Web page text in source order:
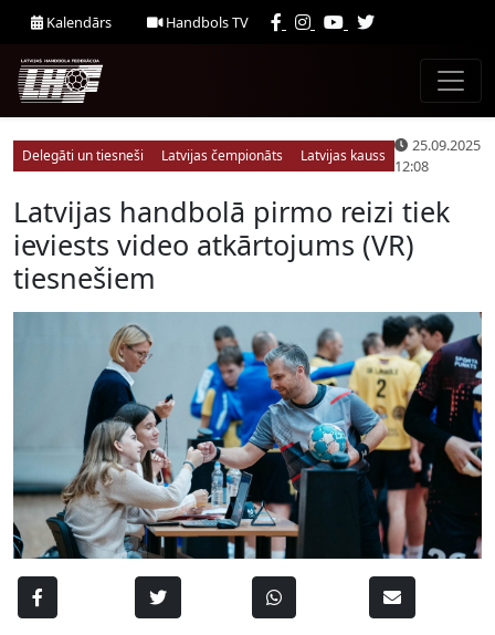
Kalendārs Handbols TV
Delegāti un tiesneši Latvijas čempionāts Latvijas kauss
25.09.2025
12:08
Latvijas handbolā pirmo reizi tiek
ieviests video atkārtojums (VR)
tiesnešiem